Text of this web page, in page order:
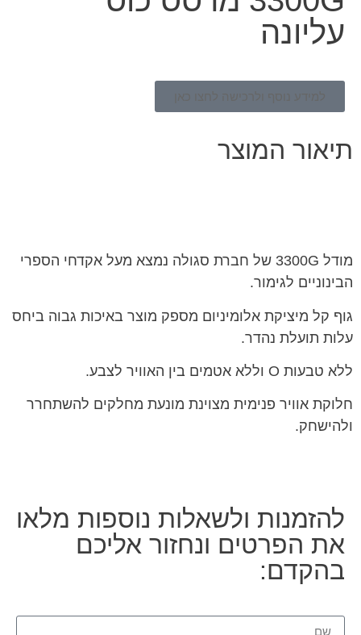
עליונה
למידע נוסף ולרכישה לחצו כאן
תיאור המוצר
מודל 3300G של חברת סגולה נמצא מעל אקדחי הספרי
הבינוניים לגימור.
גוף קל מיציקת אלומיניום מספק מוצר באיכות גבוה ביחס
עלות תועלת נהדר.
ללא טבעות O וללא אטמים בין האוויר לצבע.
חלוקת אוויר פנימית מצוינת מונעת מחלקים להשתחרר
ולהישחק.
להזמנות ולשאלות נוספות מלאו
את הפרטים ונחזור אליכם
בהקדם: